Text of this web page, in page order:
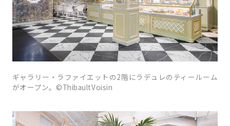
ギャラリー・ラファイエットの2階にラデュレのティールーム
がオープン。©ThibaultVoisin